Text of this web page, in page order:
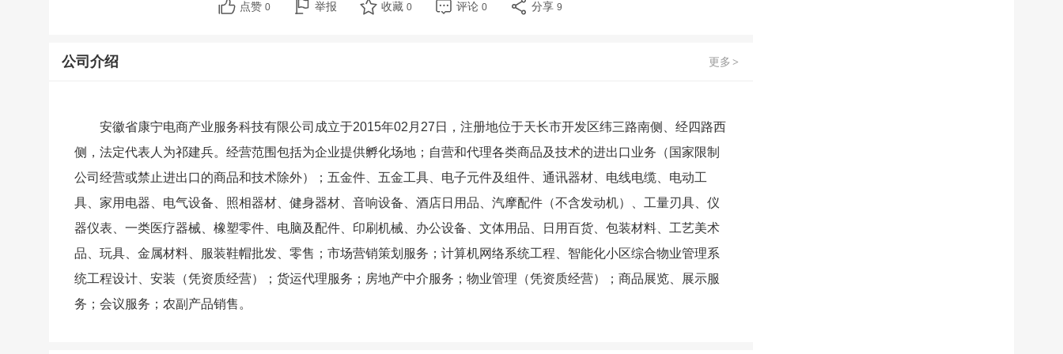
点赞 0 举报 收藏 0 评论 0 分享 9
更多 >
公司介绍
安徽省康宁电商产业服务科技有限公司成立于2015年02月27日，注册地位于天长市开发区纬三路南侧、经四路西
侧，法定代表人为祁建兵。经营范围包括为企业提供孵化场地；自营和代理各类商品及技术的进出口业务（国家限制
公司经营或禁止进出口的商品和技术除外）；五金件、五金工具、电子元件及组件、通讯器材、电线电缆、电动工
具、家用电器、电气设备、照相器材、健身器材、音响设备、酒店日用品、汽摩配件（不含发动机）、工量刃具、仪
器仪表、一类医疗器械、橡塑零件、电脑及配件、印刷机械、办公设备、文体用品、日用百货、包装材料、工艺美术
品、玩具、金属材料、服装鞋帽批发、零售；市场营销策划服务；计算机网络系统工程、智能化小区综合物业管理系
统工程设计、安装（凭资质经营）；货运代理服务；房地产中介服务；物业管理（凭资质经营）；商品展览、展示服
务；会议服务；农副产品销售。